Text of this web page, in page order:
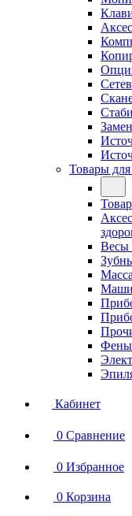
Товары для
Весы
Фены
Кабинет
0 Сравнение
0 Избранное
0 Корзина